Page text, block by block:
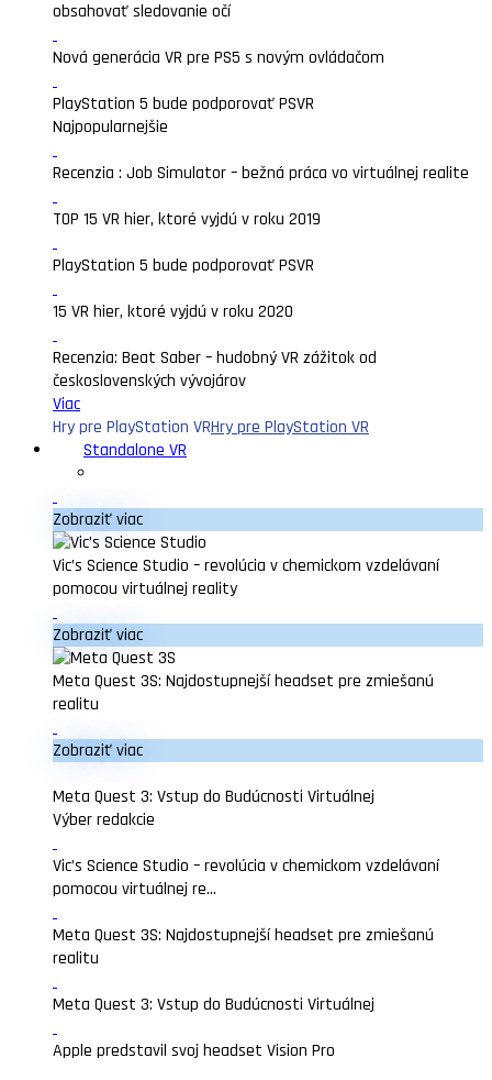
obsahovať sledovanie očí
Nová generácia VR pre PS5 s novým ovládačom
PlayStation 5 bude podporovať PSVR
Najpopularnejšie
Recenzia : Job Simulator – bežná práca vo virtuálnej realite
TOP 15 VR hier, ktoré vyjdú v roku 2019
PlayStation 5 bude podporovať PSVR
15 VR hier, ktoré vyjdú v roku 2020
Recenzia: Beat Saber – hudobný VR zážitok od
československých vývojárov
Viac
Hry pre PlayStation VRHry pre PlayStation VR
Standalone VR
Zobraziť viac
Vic’s Science Studio – revolúcia v chemickom vzdelávaní
pomocou virtuálnej reality
Zobraziť viac
Meta Quest 3S: Najdostupnejší headset pre zmiešanú
realitu
Zobraziť viac
Meta Quest 3: Vstup do Budúcnosti Virtuálnej
Výber redakcie
Vic’s Science Studio – revolúcia v chemickom vzdelávaní
pomocou virtuálnej re...
Meta Quest 3S: Najdostupnejší headset pre zmiešanú
realitu
Meta Quest 3: Vstup do Budúcnosti Virtuálnej
Apple predstavil svoj headset Vision Pro